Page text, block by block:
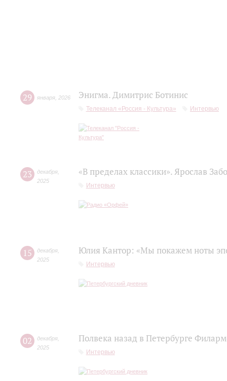
29 января 2026 Энигма. Димитрис Ботинис
Телеканал «Россия - Культура» Интервью
23 декабря
2025
«В пределах классики». Ярослав
Интервью
15 декабря
2025
Юлия Кантор: «Мы покажем ноты
Интервью
02 декабря
2025
Полвека назад в Петербурге
Интервью